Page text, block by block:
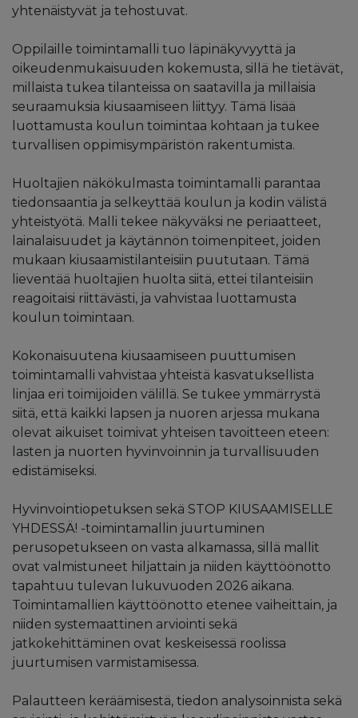
yhtenäistyvät ja tehostuvat.
Oppilaille toimintamalli tuo läpinäkyvyyttä ja
oikeudenmukaisuuden kokemusta, sillä he tietävät,
millaista tukea tilanteissa on saatavilla ja millaisia
seuraamuksia kiusaamiseen liittyy. Tämä lisää
luottamusta koulun toimintaa kohtaan ja tukee
turvallisen oppimisympäristön rakentumista.
Huoltajien näkökulmasta toimintamalli parantaa
tiedonsaantia ja selkeyttää koulun ja kodin välistä
yhteistyötä. Malli tekee näkyväksi ne periaatteet,
lainalaisuudet ja käytännön toimenpiteet, joiden
mukaan kiusaamistilanteisiin puututaan. Tämä
lieventää huoltajien huolta siitä, ettei tilanteisiin
reagoitaisi riittävästi, ja vahvistaa luottamusta
koulun toimintaan.
Kokonaisuutena kiusaamiseen puuttumisen
toimintamalli vahvistaa yhteistä kasvatuksellista
linjaa eri toimijoiden välillä. Se tukee ymmärrystä
siitä, että kaikki lapsen ja nuoren arjessa mukana
olevat aikuiset toimivat yhteisen tavoitteen eteen:
lasten ja nuorten hyvinvoinnin ja turvallisuuden
edistämiseksi.
Hyvinvointiopetuksen sekä STOP KIUSAAMISELLE
YHDESSÄ! -toimintamallin juurtuminen
perusopetukseen on vasta alkamassa, sillä mallit
ovat valmistuneet hiljattain ja niiden käyttöönotto
tapahtuu tulevan lukuvuoden 2026 aikana.
Toimintamallien käyttöönotto etenee vaiheittain, ja
niiden systemaattinen arviointi sekä
jatkokehittäminen ovat keskeisessä roolissa
juurtumisen varmistamisessa.
Palautteen keräämisestä, tiedon analysoinnista sekä